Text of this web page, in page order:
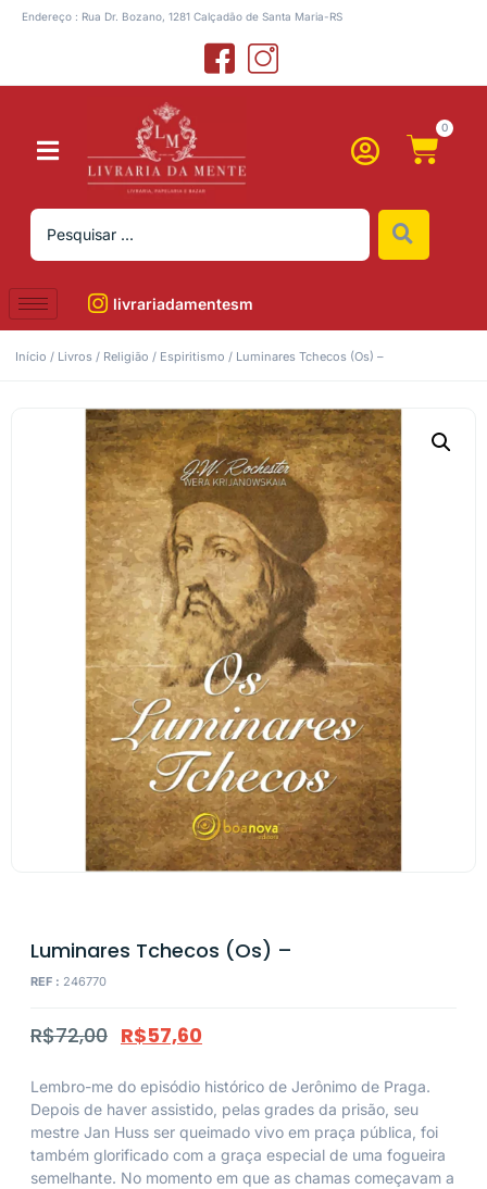
Endereço : Rua Dr. Bozano, 1281 Calçadão de Santa Maria-RS
0
livrariadamentesm
Início / Livros / Religião / Espiritismo / Luminares Tchecos (Os) –
Luminares Tchecos (Os) –
REF : 246770
R$72,00 R$57,60
Lembro-me do episódio histórico de Jerônimo de Praga.
Depois de haver assistido, pelas grades da prisão, seu
mestre Jan Huss ser queimado vivo em praça pública, foi
também glorificado com a graça especial de uma fogueira
semelhante. No momento em que as chamas começavam a